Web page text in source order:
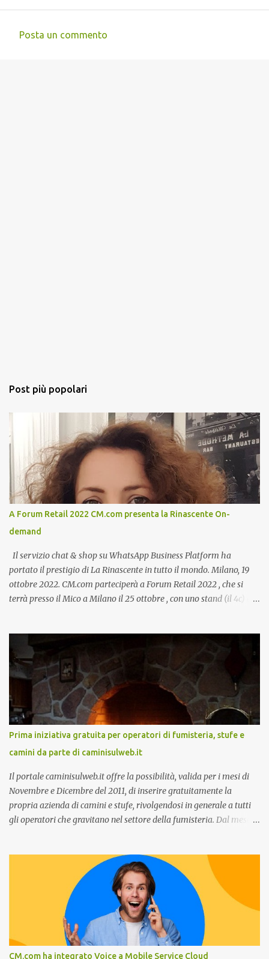
Posta un commento
Post più popolari
A Forum Retail 2022 CM.com presenta la Rinascente On-
demand
Il servizio chat & shop su WhatsApp Business Platform ha
portato il prestigio di La Rinascente in tutto il mondo. Milano, 19
ottobre 2022. CM.com parteciperà a Forum Retail 2022 , che si
terrà presso il Mico a Milano il 25 ottobre , con uno stand (il 4c) e
tramite WhatsApp Business ”. Il primo appuntamento è per le ore
14:30 con Cristina Parigi, Country Manager di CM.com Italia, che
terrà una presentazione dal titolo:” Il presente e futuro del
Customer care omnicanale: come incontrare le aspettative dei
clienti ”. I punti che verranno affrontati sono il Customer care, lo
stato dell’arte e i punti di miglioramento, quali i molteplici canali di
comunicazione e quali utilizzare in ottica di miglioramento, le
previsioni da oggi al 2030 su come rispondere alle aspettative del
c...
Prima iniziativa gratuita per operatori di fumisteria, stufe e
camini da parte di caminisulweb.it
Il portale caminisulweb.it offre la possibilità, valida per i mesi di
Novembre e Dicembre del 2011, di inserire gratuitamente la
propria azienda di camini e stufe, rivolgendosi in generale a tutti
gli operatori che gravitano nel settore della fumisteria. Dal mese di
impianti di riscaldamento, stufe e camini, e fumisteria in generale
offre la registrazione gratuita a vantaggio di tutte le aziende
operanti nel settore. E’ possibile infatti all’interno del sito inserire
gratuitamente i propri dati aziendali, indirizzi, recapiti, recensione
(che verrà corretta, migliorata e modificata all’occorrenza da
redattori specializzati), immagini dei prodotti e fino a un massimo
di 5 servizi e prodotti specificandone uno o più principali. Le
CM.com ha integrato Voice a Mobile Service Cloud